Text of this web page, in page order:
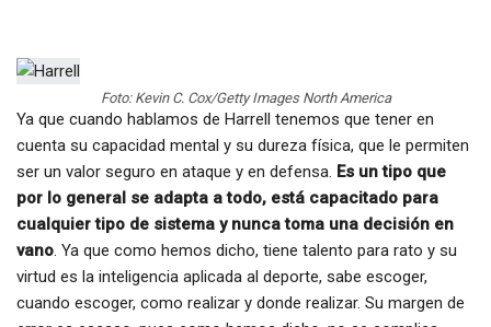
Foto: Kevin C. Cox/Getty Images North America
Ya que cuando hablamos de Harrell tenemos que tener en
cuenta su capacidad mental y su dureza física, que le permiten
ser un valor seguro en ataque y en defensa. Es un tipo que
por lo general se adapta a todo, está capacitado para
cualquier tipo de sistema y nunca toma una decisión en
vano. Ya que como hemos dicho, tiene talento para rato y su
virtud es la inteligencia aplicada al deporte, sabe escoger,
cuando escoger, como realizar y donde realizar. Su margen de